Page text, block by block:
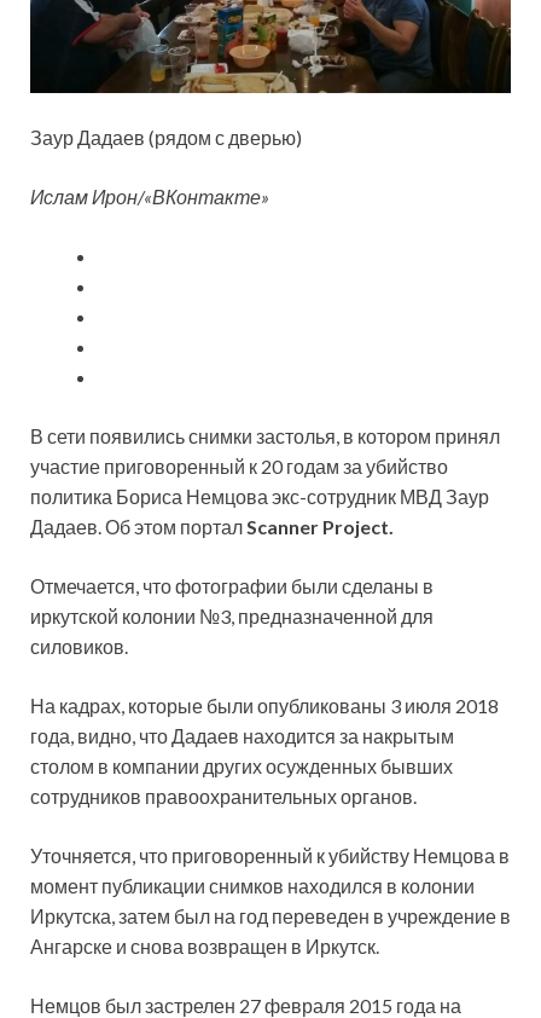
Заур Дадаев (рядом с дверью)
Ислам Ирон/«ВКонтакте»
В сети появились снимки застолья, в котором принял
участие приговоренный к 20 годам за убийство
политика Бориса Немцова экс-сотрудник МВД Заур
Дадаев. Об этом портал Scanner Project.
Отмечается, что фотографии были сделаны в
иркутской колонии №3, предназначенной для
силовиков.
На кадрах, которые были опубликованы 3 июля 2018
года, видно, что Дадаев находится за накрытым
столом в компании других осужденных бывших
сотрудников правоохранительных органов.
Уточняется, что приговоренный к убийству Немцова в
момент публикации снимков находился в колонии
Иркутска, затем был на год переведен в учреждение в
Ангарске и снова возвращен в Иркутск.
Немцов был застрелен 27 февраля 2015 года на